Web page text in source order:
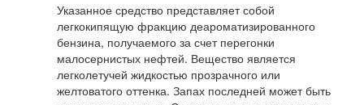
Указанное средство представляет собой
легкокипящую фракцию деароматизированного
бензина, получаемого за счет перегонки
малосернистых нефтей. Вещество является
легколетучей жидкостью прозрачного или
желтоватого оттенка. Запах последней может быть